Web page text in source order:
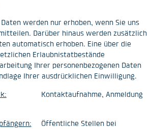
werden nur erhoben, wenn Sie uns
Darüber hinaus werden zusätzlich
automatisch erhoben. Eine über die
Erlaubnistatbestände
Ihrer personenbezogenen Daten
Ihrer ausdrücklichen Einwilligung.
Kontaktaufnahme, Anmeldung
Öffentliche Stellen bei